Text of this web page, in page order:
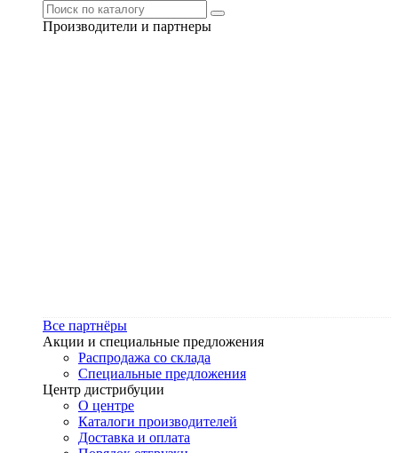
Производители и партнеры
Все партнёры
Акции и специальные предложения
Распродажа со склада
Специальные предложения
Центр дистрибуции
О центре
Каталоги производителей
Доставка и оплата